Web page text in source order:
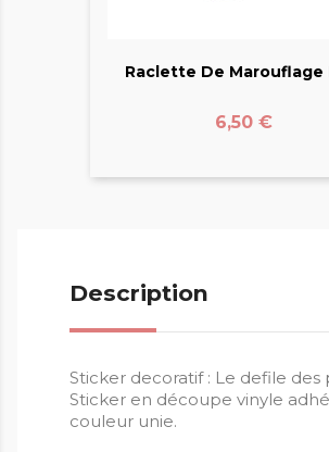
Raclette De Marouflage
Prix
6,50 €
Description
Sticker decoratif : Le defile des
Sticker en découpe vinyle
couleur unie.